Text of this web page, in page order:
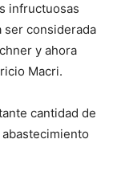
infructuosas
ser considerada
y ahora
Macri.
cantidad de